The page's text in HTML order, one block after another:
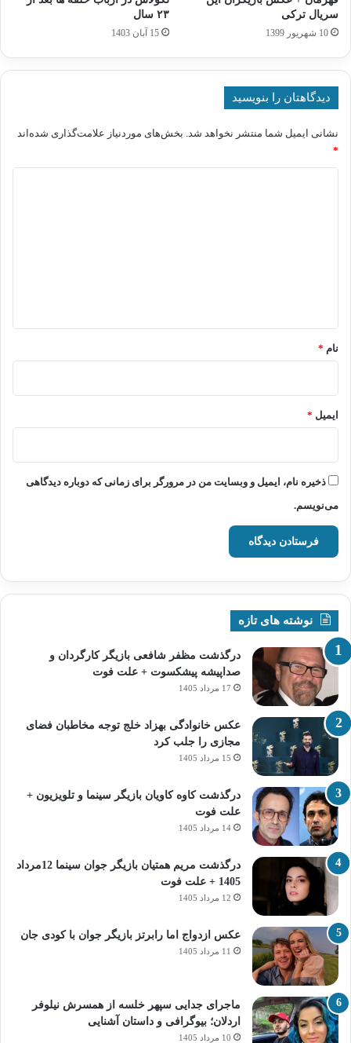
سریال ترکی
10 شهریور 1399
۲۳ سال
15 آبان 1403
دیدگاهتان را بنویسید
نشانی ایمیل شما منتشر نخواهد شد. بخش‌های موردنیاز علامت‌گذاری شده‌اند
*
نام *
ایمیل *
ذخیره نام، ایمیل و وبسایت من در مرورگر برای زمانی که دوباره دیدگاهی
می‌نویسم.
نوشته های تازه
درگذشت مظفر شافعی بازیگر کارگردان و
صداپیشه پیشکسوت + علت فوت
17 مرداد 1405
عکس خانوادگی بهزاد خلج توجه مخاطبان فضای
مجازی را جلب کرد
15 مرداد 1405
درگذشت کاوه کاویان بازیگر سینما و تلویزیون +
علت فوت
14 مرداد 1405
درگذشت مریم همتیان بازیگر جوان سینما 12مرداد
1405 + علت فوت
12 مرداد 1405
عکس ازدواج اما رابرتز بازیگر جوان با کودی جان
11 مرداد 1405
ماجرای جدایی سپهر خلسه از همسرش نیلوفر
اردلان؛ بیوگرافی و داستان آشنایی
10 مرداد 1405